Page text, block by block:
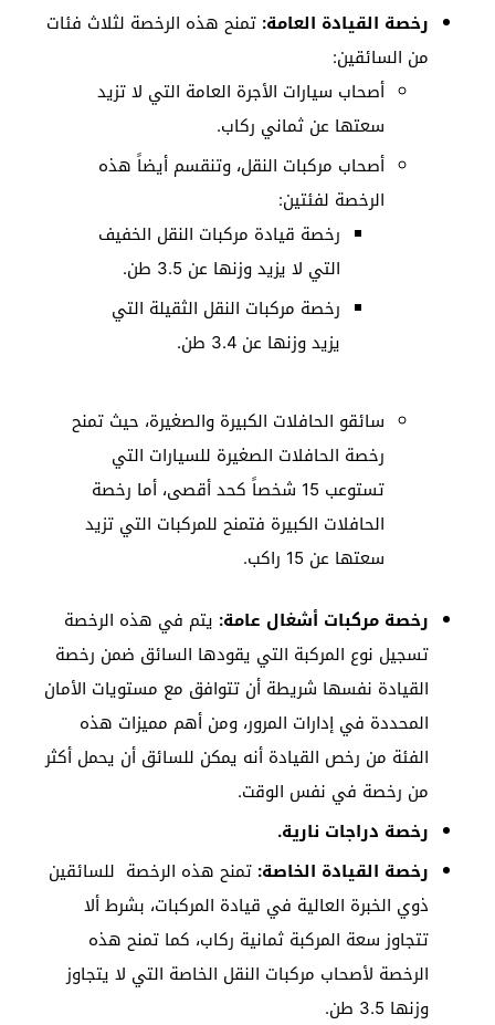
رخصة القيادة العامة: تمنح هذه الرخصة لثلاث فئات
من السائقين:
أصحاب سيارات الأجرة العامة التي لا تزيد
سعتها عن ثماني ركاب.
أصحاب مركبات النقل، وتنقسم أيضاً هذه
الرخصة لفئتين:
رخصة قيادة مركبات النقل الخفيف
التي لا يزيد وزنها عن 3.5 طن.
رخصة مركبات النقل الثقيلة التي
يزيد وزنها عن 3.4 طن.
سائقو الحافلات الكبيرة والصغيرة، حيث تمنح
رخصة الحافلات الصغيرة للسيارات التي
تستوعب 15 شخصاً كحد أقصى، أما رخصة
الحافلات الكبيرة فتمنح للمركبات التي تزيد
سعتها عن 15 راكب.
رخصة مركبات أشغال عامة: يتم في هذه الرخصة
تسجيل نوع المركبة التي يقودها السائق ضمن رخصة
القيادة نفسها شريطة أن تتوافق مع مستويات الأمان
المحددة في إدارات المرور، ومن أهم مميزات هذه
الفئة من رخص القيادة أنه يمكن للسائق أن يحمل أكثر
من رخصة في نفس الوقت.
رخصة دراجات نارية.
رخصة القيادة الخاصة: تمنح هذه الرخصة للسائقين
ذوي الخبرة العالية في قيادة المركبات، بشرط ألا
تتجاوز سعة المركبة ثمانية ركاب، كما تمنح هذه
الرخصة لأصحاب مركبات النقل الخاصة التي لا يتجاوز
وزنها 3.5 طن.